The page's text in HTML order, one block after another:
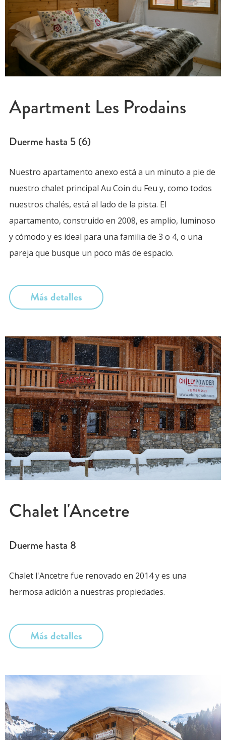
Apartment Les Prodains
Duerme hasta 5 (6)
Nuestro apartamento anexo está a un minuto a pie de
nuestro chalet principal Au Coin du Feu y, como todos
nuestros chalés, está al lado de la pista. El
apartamento, construido en 2008, es amplio, luminoso
y cómodo y es ideal para una familia de 3 o 4, o una
pareja que busque un poco más de espacio.
Más detalles
Chalet l'Ancetre
Duerme hasta 8
Chalet l'Ancetre fue renovado en 2014 y es una
hermosa adición a nuestras propiedades.
Más detalles